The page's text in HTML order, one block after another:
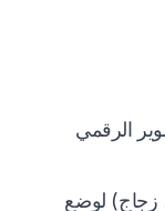
الرقمي
زجاج) لوضع